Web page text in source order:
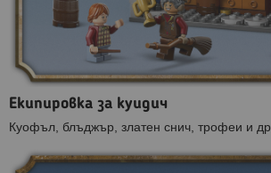
Екипировка за куидич
Куофъл, блъджър, златен снич, трофеи и др.